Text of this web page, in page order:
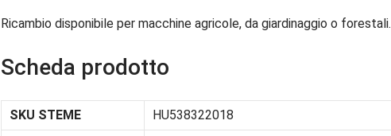
Ricambio disponibile per macchine agricole, da giardinaggio o forestali.
Scheda prodotto
SKU STEME
HU538322018